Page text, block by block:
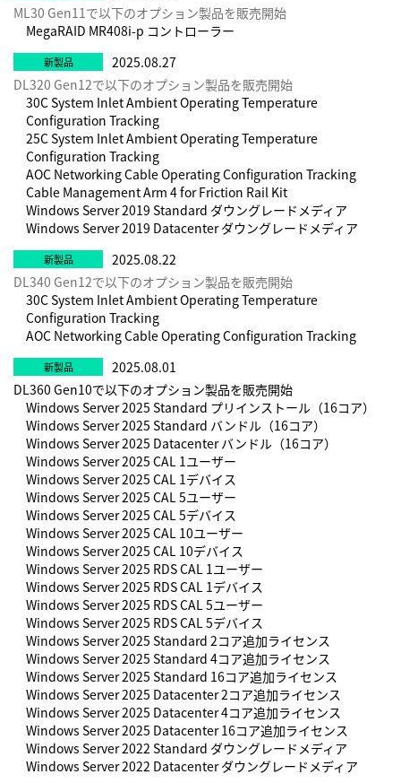
ML30 Gen11で以下のオプション製品を販売開始
MegaRAID MR408i-p コントローラー
2025.08.27
DL320 Gen12で以下のオプション製品を販売開始
30C System Inlet Ambient Operating Temperature
Configuration Tracking
25C System Inlet Ambient Operating Temperature
Configuration Tracking
AOC Networking Cable Operating Configuration Tracking
Cable Management Arm 4 for Friction Rail Kit
Windows Server 2019 Standard ダウングレードメディア
Windows Server 2019 Datacenter ダウングレードメディア
2025.08.22
DL340 Gen12で以下のオプション製品を販売開始
30C System Inlet Ambient Operating Temperature
Configuration Tracking
AOC Networking Cable Operating Configuration Tracking
2025.08.01
DL360 Gen10で以下のオプション製品を販売開始
Windows Server 2025 Standard プリインストール（16コア）
Windows Server 2025 Standard バンドル（16コア）
Windows Server 2025 Datacenter バンドル（16コア）
Windows Server 2025 CAL 1ユーザー
Windows Server 2025 CAL 1デバイス
Windows Server 2025 CAL 5ユーザー
Windows Server 2025 CAL 5デバイス
Windows Server 2025 CAL 10ユーザー
Windows Server 2025 CAL 10デバイス
Windows Server 2025 RDS CAL 1ユーザー
Windows Server 2025 RDS CAL 1デバイス
Windows Server 2025 RDS CAL 5ユーザー
Windows Server 2025 RDS CAL 5デバイス
Windows Server 2025 Standard 2コア追加ライセンス
Windows Server 2025 Standard 4コア追加ライセンス
Windows Server 2025 Standard 16コア追加ライセンス
Windows Server 2025 Datacenter 2コア追加ライセンス
Windows Server 2025 Datacenter 4コア追加ライセンス
Windows Server 2025 Datacenter 16コア追加ライセンス
Windows Server 2022 Standard ダウングレードメディア
Windows Server 2022 Datacenter ダウングレードメディア